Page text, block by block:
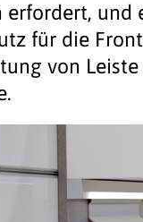
erfordert, und
für die
von